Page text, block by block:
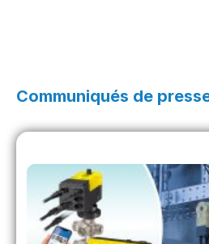
Communiqués de